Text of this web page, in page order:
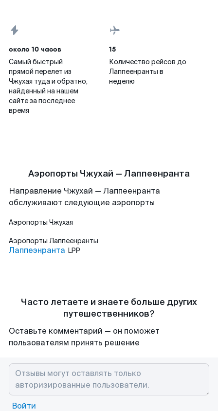
около 10 часов
Самый быстрый
прямой перелет из
Чжухая туда и обратно,
найденный на нашем
сайте за последнее
время
15
Количество рейсов до
Лаппеенранты в
неделю
Аэропорты Чжухай — Лаппеенранта
Направление Чжухай — Лаппеенранта
обслуживают следующие аэропорты
Аэропорты Чжухая
Аэропорты Лаппеенранты
Лаппеэнранта LPP
Часто летаете и знаете больше других
путешественников?
Оставьте комментарий — он поможет
пользователям принять решение
Войти